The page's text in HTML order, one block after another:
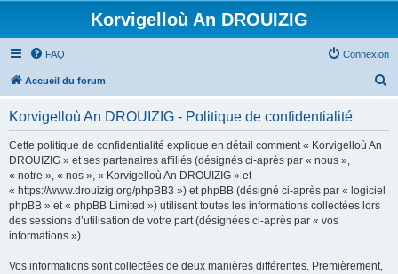
Korvigelloù An DROUIZIG
FAQ Connexion
Accueil du forum
Korvigelloù An DROUIZIG - Politique de confidentialité
Cette politique de confidentialité explique en détail comment « Korvigelloù An
DROUIZIG » et ses partenaires affiliés (désignés ci-après par « nous »,
« notre », « nos », « Korvigelloù An DROUIZIG » et
« https://www.drouizig.org/phpBB3 ») et phpBB (désigné ci-après par « logiciel
phpBB » et « phpBB Limited ») utilisent toutes les informations collectées lors
des sessions d’utilisation de votre part (désignées ci-après par « vos
informations »).
Vos informations sont collectées de deux manières différentes. Premièrement,